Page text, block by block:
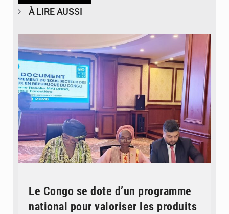
À LIRE AUSSI
Le Congo se dote d’un programme
national pour valoriser les produits